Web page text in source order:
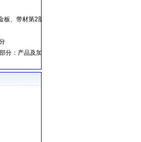
、带材第2部分：力学性能
分：产品及加工处理工艺